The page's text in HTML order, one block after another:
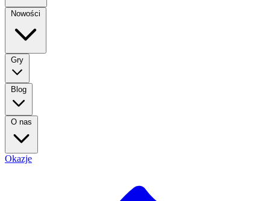
Nowości
Gry
Blog
O nas
Okazje